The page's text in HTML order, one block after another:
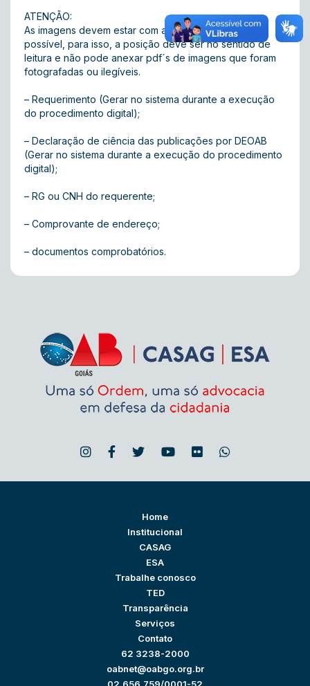
ATENÇÃO:
As imagens devem estar com a melhor qualidade
possível, para isso, a posição deve ser no sentido de
leitura e não pode anexar pdf´s de imagens que foram
fotografadas ou ilegíveis.
– Requerimento (Gerar no sistema durante a execução
do procedimento digital);
– Declaração de ciência das publicações por DEOAB
(Gerar no sistema durante a execução do procedimento
digital);
– RG ou CNH do requerente;
– Comprovante de endereço;
– documentos comprobatórios.
Home
Institucional
CASAG
ESA
Trabalhe conosco
TED
Transparência
Serviços
Contato
62 3238-2000
oabnet@oabgo.org.br